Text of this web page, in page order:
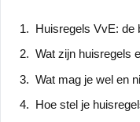
Hoe stel je